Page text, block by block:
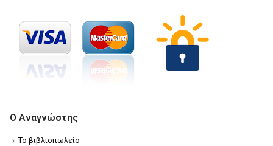
Ο Αναγνώστης
Το βιβλιοπωλείο